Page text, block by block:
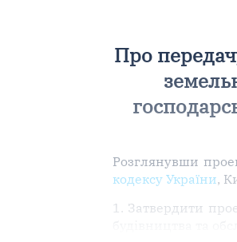
Про
Розглянувши
кодексу України,
1. Затвердити